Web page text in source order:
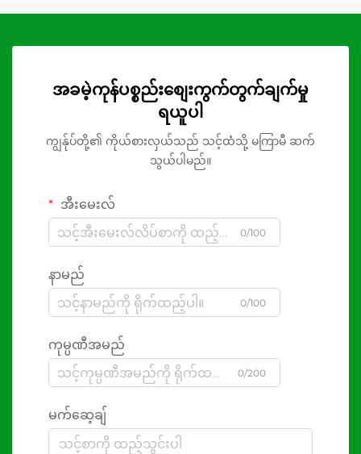
အခမဲ့ကုန်ပစ္စည်းစျေးကွက်တွက်ချက်မှု
ရယူပါ
ကျွန်ုပ်တို့၏ ကိုယ်စားလှယ်သည် သင့်ထံသို့ မကြာမီ ဆက်
သွယ်ပါမည်။
အီးမေးလ်
0/100
နာမည်
0/100
ကုမ္ပဏီအမည်
0/200
မက်ဆေ့ချ်